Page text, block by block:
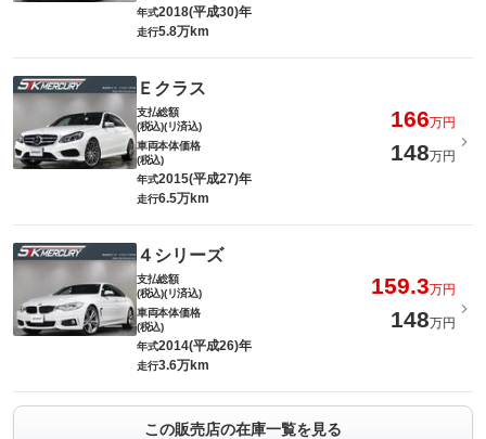
年式2018(平成30)年
走行5.8万km
Ｅクラス
支払総額
(税込)(リ済込)
166万円
車両本体価格
(税込)
148万円
年式2015(平成27)年
走行6.5万km
４シリーズ
支払総額
(税込)(リ済込)
159.3万円
車両本体価格
(税込)
148万円
年式2014(平成26)年
走行3.6万km
この販売店の在庫一覧を見る